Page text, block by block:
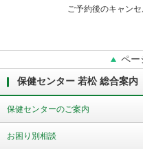
ご予約後のキャンセ
ペー
保健センター 若松 総合案内
保健センターのご案内
お困り別相談